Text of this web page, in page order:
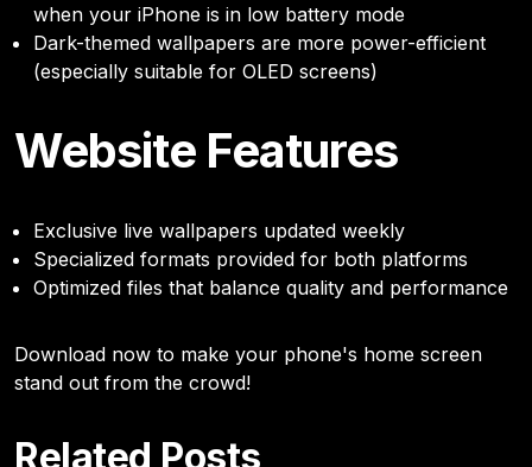
when your iPhone is in low battery mode
Dark-themed wallpapers are more power-efficient
(especially suitable for OLED screens)
Website Features
Exclusive live wallpapers updated weekly
Specialized formats provided for both platforms
Optimized files that balance quality and performance
Download now to make your phone's home screen
stand out from the crowd!
Related Posts